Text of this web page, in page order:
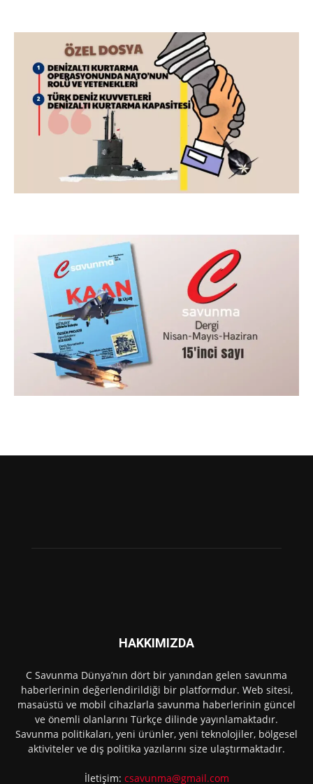
HAKKIMIZDA
C Savunma Dünya’nın dört bir yanından gelen savunma
haberlerinin değerlendirildiği bir platformdur. Web sitesi,
masaüstü ve mobil cihazlarla savunma haberlerinin güncel
ve önemli olanlarını Türkçe dilinde yayınlamaktadır.
Savunma politikaları, yeni ürünler, yeni teknolojiler, bölgesel
aktiviteler ve dış politika yazılarını size ulaştırmaktadır.
İletişim: csavunma@gmail.com